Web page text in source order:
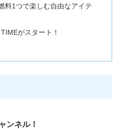
料1つで楽しむ自由なアイテ
がスタート！
ンネル！